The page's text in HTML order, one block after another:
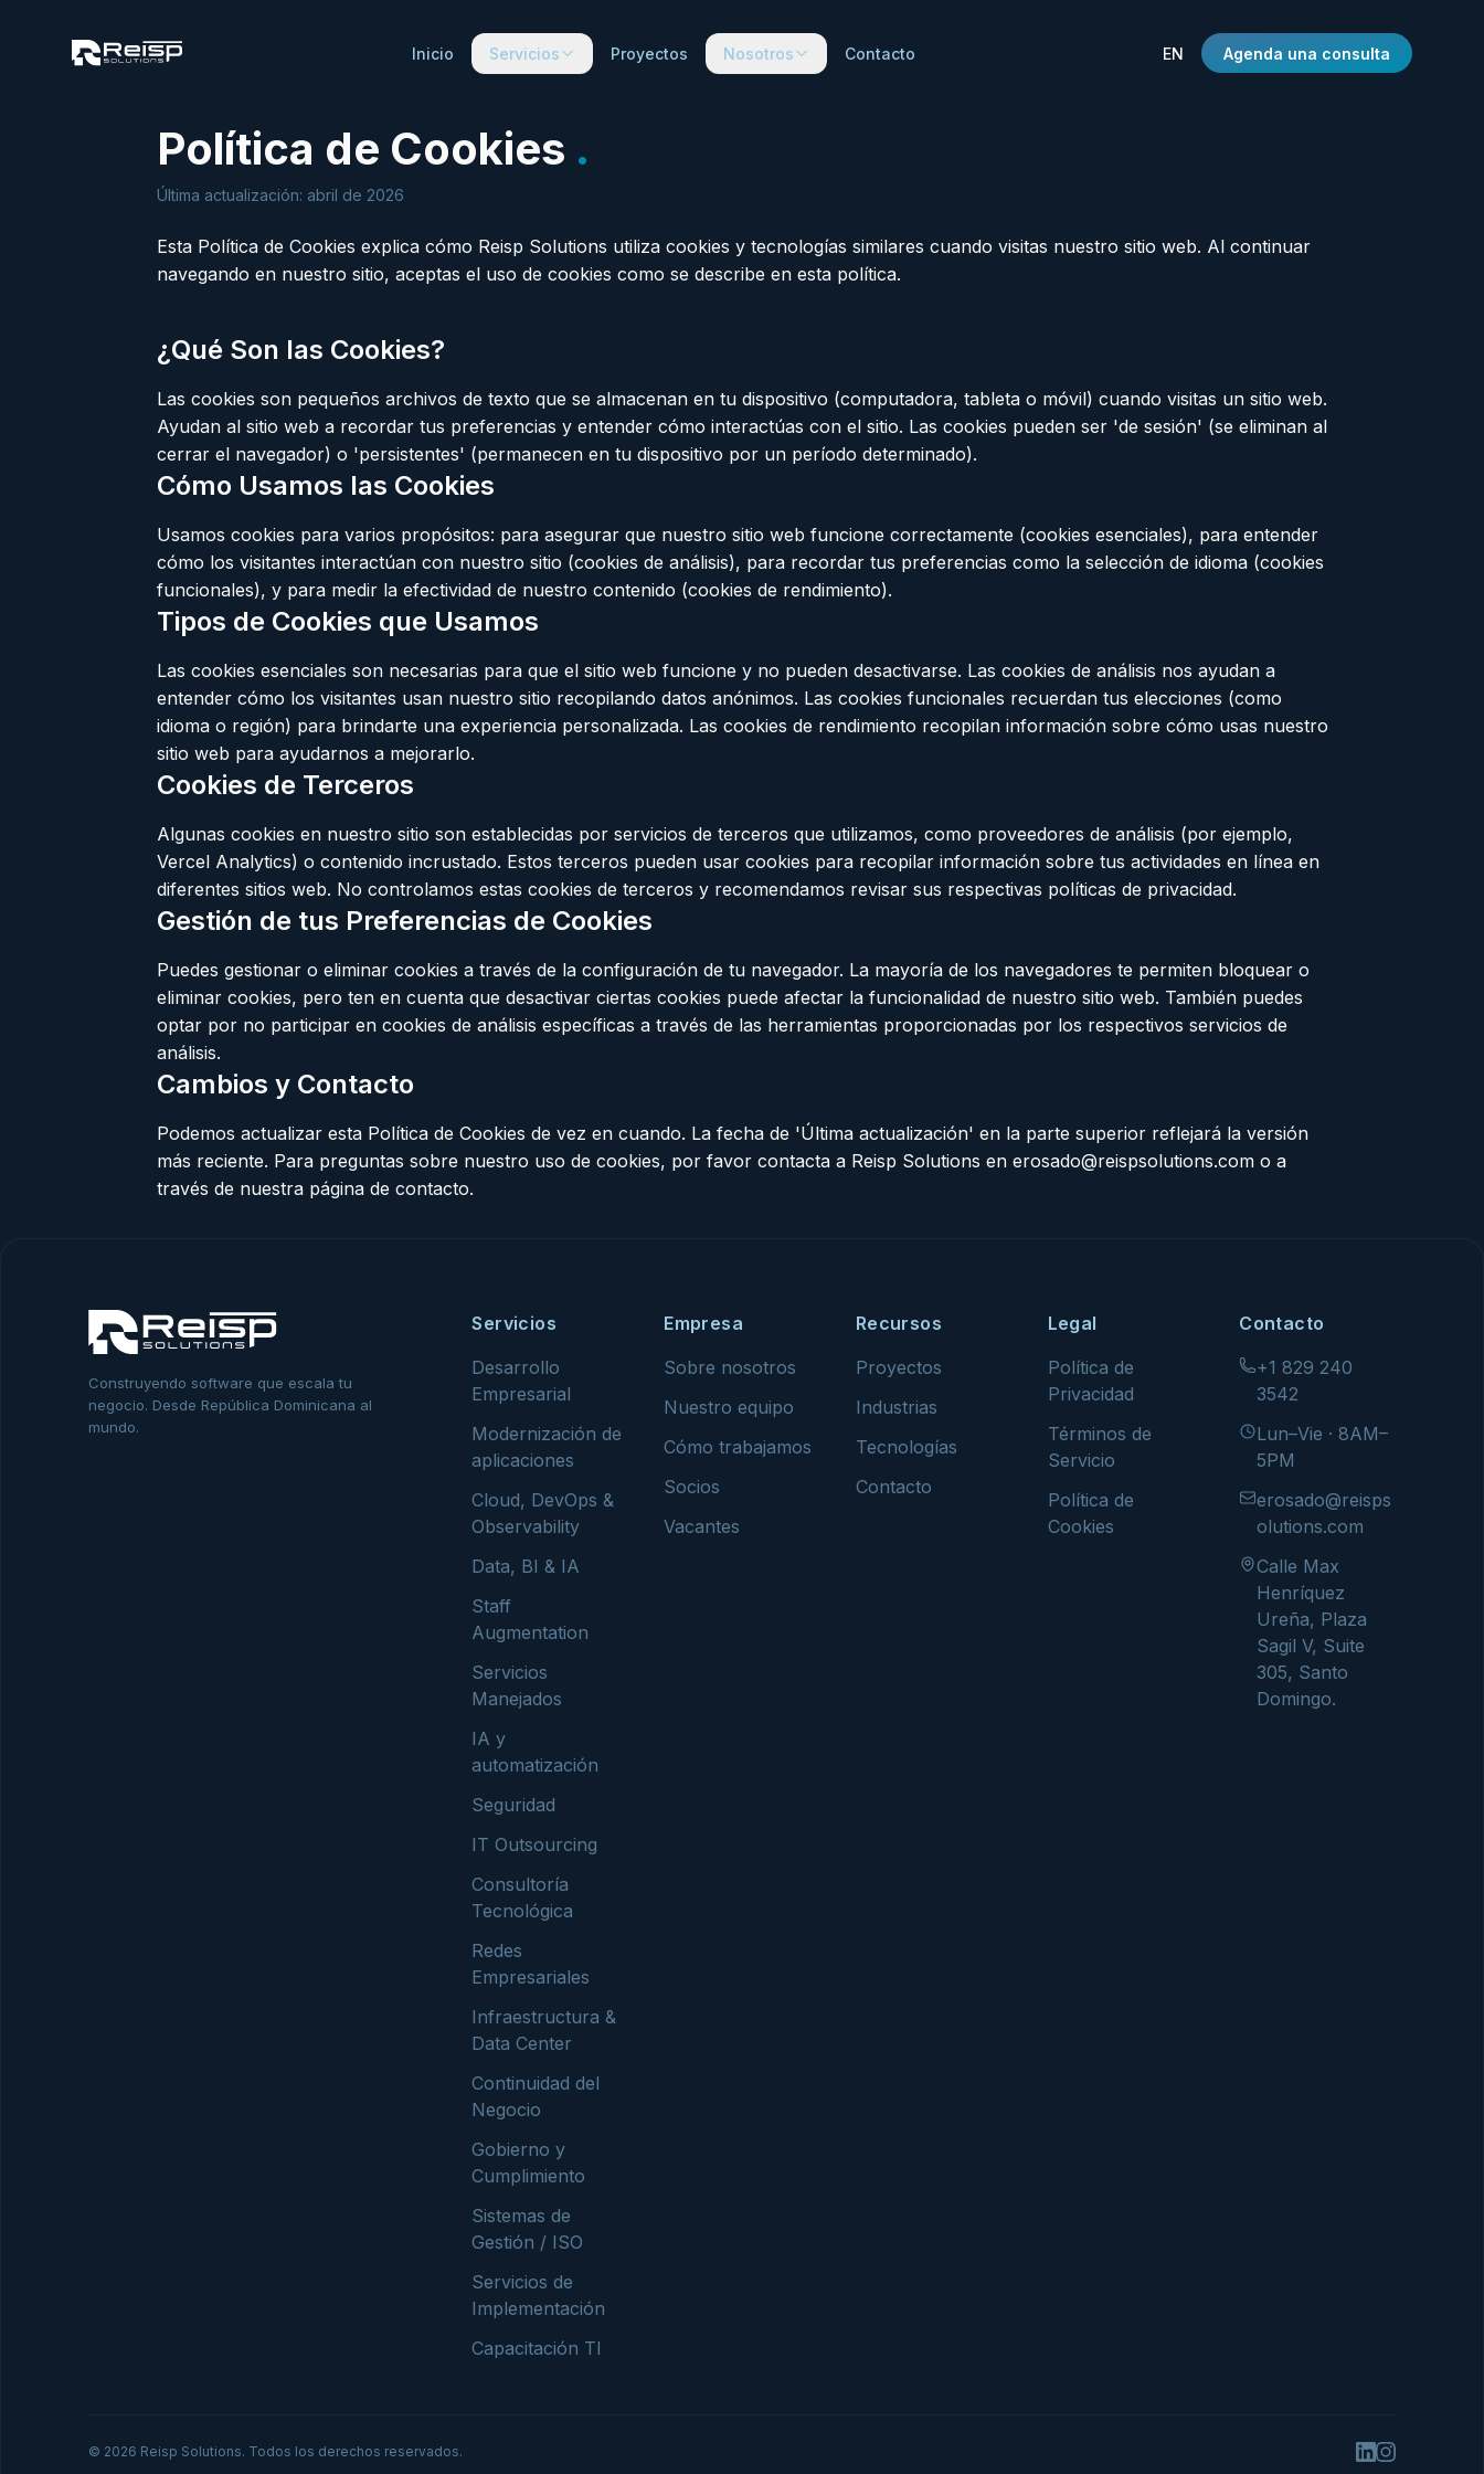
Inicio Servicios Proyectos Nosotros Contacto EN Agenda una consulta
Política de Cookies .
Última actualización: abril de 2026
Esta Política de Cookies explica cómo Reisp Solutions utiliza cookies y tecnologías similares cuando visitas nuestro sitio web. Al continuar
navegando en nuestro sitio, aceptas el uso de cookies como se describe en esta política.
¿Qué Son las Cookies?
Las cookies son pequeños archivos de texto que se almacenan en tu dispositivo (computadora, tableta o móvil) cuando visitas un sitio web.
Ayudan al sitio web a recordar tus preferencias y entender cómo interactúas con el sitio. Las cookies pueden ser 'de sesión' (se eliminan al
cerrar el navegador) o 'persistentes' (permanecen en tu dispositivo por un período determinado).
Cómo Usamos las Cookies
Usamos cookies para varios propósitos: para asegurar que nuestro sitio web funcione correctamente (cookies esenciales), para entender
cómo los visitantes interactúan con nuestro sitio (cookies de análisis), para recordar tus preferencias como la selección de idioma (cookies
funcionales), y para medir la efectividad de nuestro contenido (cookies de rendimiento).
Tipos de Cookies que Usamos
Las cookies esenciales son necesarias para que el sitio web funcione y no pueden desactivarse. Las cookies de análisis nos ayudan a
entender cómo los visitantes usan nuestro sitio recopilando datos anónimos. Las cookies funcionales recuerdan tus elecciones (como
idioma o región) para brindarte una experiencia personalizada. Las cookies de rendimiento recopilan información sobre cómo usas nuestro
sitio web para ayudarnos a mejorarlo.
Cookies de Terceros
Algunas cookies en nuestro sitio son establecidas por servicios de terceros que utilizamos, como proveedores de análisis (por ejemplo,
Vercel Analytics) o contenido incrustado. Estos terceros pueden usar cookies para recopilar información sobre tus actividades en línea en
diferentes sitios web. No controlamos estas cookies de terceros y recomendamos revisar sus respectivas políticas de privacidad.
Gestión de tus Preferencias de Cookies
Puedes gestionar o eliminar cookies a través de la configuración de tu navegador. La mayoría de los navegadores te permiten bloquear o
eliminar cookies, pero ten en cuenta que desactivar ciertas cookies puede afectar la funcionalidad de nuestro sitio web. También puedes
optar por no participar en cookies de análisis específicas a través de las herramientas proporcionadas por los respectivos servicios de
análisis.
Cambios y Contacto
Podemos actualizar esta Política de Cookies de vez en cuando. La fecha de 'Última actualización' en la parte superior reflejará la versión
más reciente. Para preguntas sobre nuestro uso de cookies, por favor contacta a Reisp Solutions en erosado@reispsolutions.como a
través de nuestra página de contacto.
Construyendo software que escala tu
negocio. Desde República Dominicana al
mundo.
Servicios
Desarrollo
Empresarial
Modernización de
aplicaciones
Cloud, DevOps &
Observability
Data, BI & IA
Staff
Augmentation
Servicios
Manejados
IA y
automatización
Seguridad
IT Outsourcing
Consultoría
Tecnológica
Redes
Empresariales
Infraestructura &
Data Center
Continuidad del
Negocio
Gobierno y
Cumplimiento
Sistemas de
Gestión / ISO
Servicios de
Implementación
Capacitación TI
Empresa
Sobre nosotros
Nuestro equipo
Cómo trabajamos
Socios
Vacantes
Recursos
Proyectos
Industrias
Tecnologías
Contacto
Legal
Política de
Privacidad
Términos de
Servicio
Política de
Cookies
Contacto
+1 829 240
3542
Lun–Vie · 8AM–
5PM
erosado@reisps
olutions.com
Calle Max
Henríquez
Ureña, Plaza
Sagil V, Suite
305, Santo
Domingo.
© 2026 Reisp Solutions. Todos los derechos reservados.